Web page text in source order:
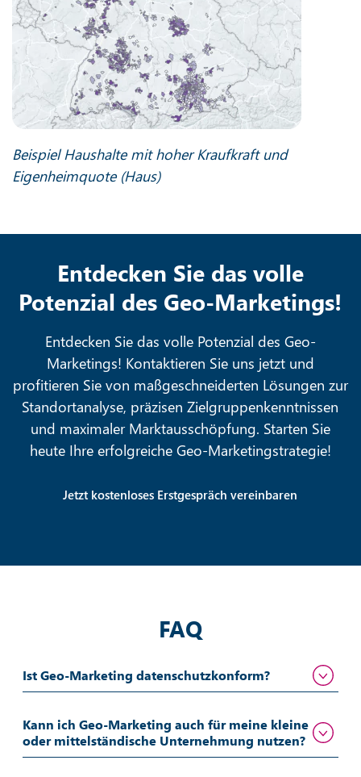
Beispiel Haushalte mit hoher Kraufkraft und
Eigenheimquote (Haus)
Entdecken Sie das volle
Potenzial des Geo-Marketings!
Entdecken Sie das volle Potenzial des Geo-
Marketings! Kontaktieren Sie uns jetzt und
profitieren Sie von maßgeschneiderten Lösungen zur
Standortanalyse, präzisen Zielgruppenkenntnissen
und maximaler Marktausschöpfung. Starten Sie
heute Ihre erfolgreiche Geo-Marketingstrategie!
Jetzt kostenloses Erstgespräch vereinbaren
FAQ
Ist Geo-Marketing datenschutzkonform?
Kann ich Geo-Marketing auch für meine kleine
oder mittelständische Unternehmung nutzen?